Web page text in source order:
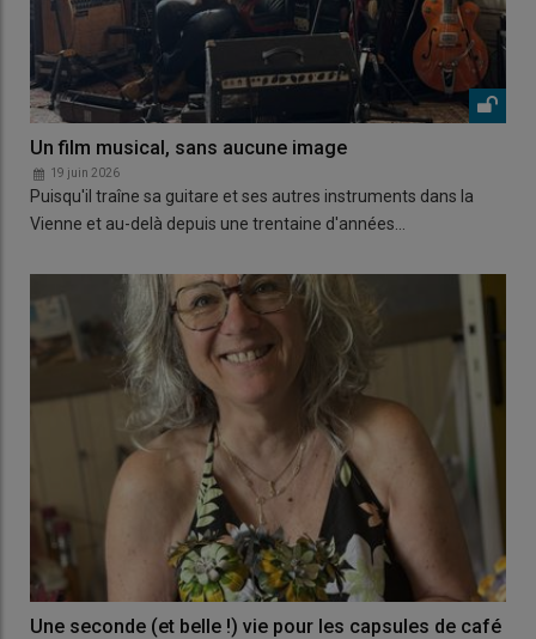
Un film musical, sans aucune image
19 juin 2026
Puisqu'il traîne sa guitare et ses autres instruments dans la
Vienne et au-delà depuis une trentaine d'années…
Une seconde (et belle !) vie pour les capsules de café